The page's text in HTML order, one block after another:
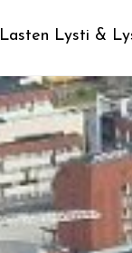
Lasten Lysti &